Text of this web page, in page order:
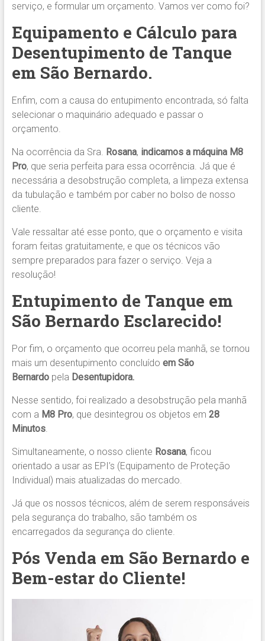
serviço, e formular um orçamento. Vamos ver como foi?
Equipamento e Cálculo para
Desentupimento de Tanque
em São Bernardo.
Enfim, com a causa do entupimento encontrada, só falta
selecionar o maquinário adequado e passar o
orçamento.
Na ocorrência da Sra. Rosana, indicamos a máquina M8
Pro, que seria perfeita para essa ocorrência. Já que é
necessária a desobstrução completa, a limpeza extensa
da tubulação e também por caber no bolso de nosso
cliente.
Vale ressaltar até esse ponto, que o orçamento e visita
foram feitas gratuitamente, e que os técnicos vão
sempre preparados para fazer o serviço. Veja a
resolução!
Entupimento de Tanque em
São Bernardo Esclarecido!
Por fim, o orçamento que ocorreu pela manhã, se tornou
mais um desentupimento concluído em São
Bernardopela Desentupidora.
Nesse sentido, foi realizado a desobstrução pela manhã
com a M8 Pro, que desintegrou os objetos em 28
Minutos.
Simultaneamente, o nosso cliente Rosana, ficou
orientado a usar as EPI’s (Equipamento de Proteção
Individual) mais atualizadas do mercado.
Já que os nossos técnicos, além de serem responsáveis
pela segurança do trabalho, são também os
encarregados da segurança do cliente.
Pós Venda em São Bernardo e
Bem-estar do Cliente!